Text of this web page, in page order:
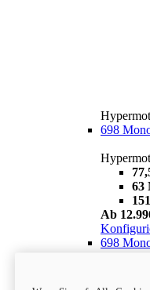
698
63
Ab
698